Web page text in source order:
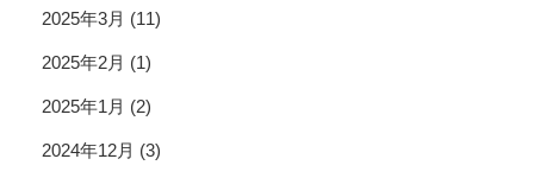
2025年3月 (11)
2025年2月 (1)
2025年1月 (2)
2024年12月 (3)